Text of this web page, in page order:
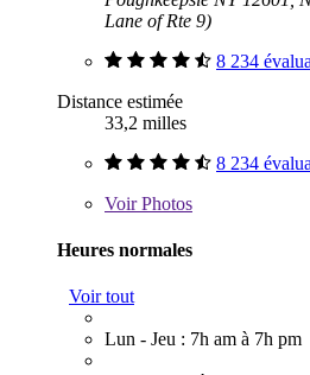
Lane of Rte 9)
8 234
Distance estimée
33,2 milles
8 234
VoirPhotos
Heures normales
Voir tout
Lun - Jeu : 7h am à 7h pm